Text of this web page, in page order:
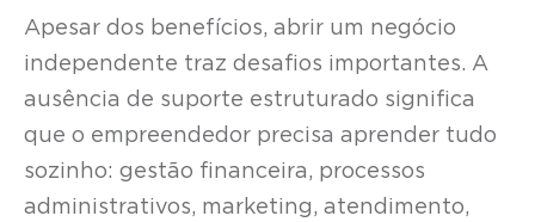
Apesar dos benefícios, abrir um negócio
independente traz desafios importantes. A
ausência de suporte estruturado significa
que o empreendedor precisa aprender tudo
sozinho: gestão financeira, processos
administrativos, marketing, atendimento,